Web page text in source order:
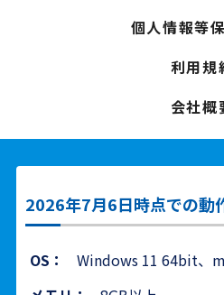
個人情報等
利用規
会社概
2026年7月6日時点での動
OS：
Windows 11 64bit、